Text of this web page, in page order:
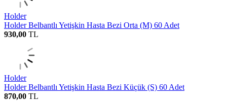
Holder
Holder Belbantlı Yetişkin Hasta Bezi Orta (M) 60 Adet
930,00 TL
Holder
Holder Belbantlı Yetişkin Hasta Bezi Küçük (S) 60 Adet
870,00 TL